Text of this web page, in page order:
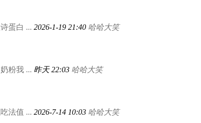
蛋白 ... 2026-1-19 21:40 哈哈大笑
粉我 ... 昨天 22:03 哈哈大笑
法值 ... 2026-7-14 10:03 哈哈大笑